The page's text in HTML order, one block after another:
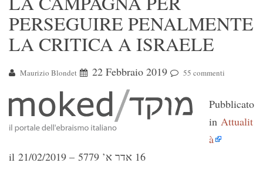
PERSEGUIRE PENALMENTE
LA CRITICA A ISRAELE
Maurizio Blondet 22 Febbraio 2019 55 commenti
Pubblicato
in Attualit
à
il ‍‍21/02/2019 – 16 אדר א’ 5779